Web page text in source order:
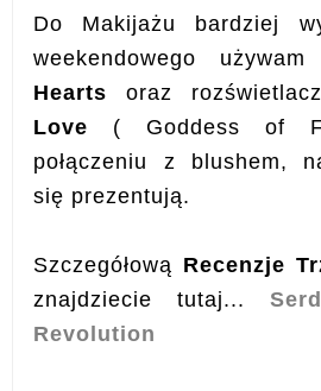
Do Makijażu bardziej
weekendowego
Heartsoraz
Love ( Goddess of
połączeniu z blushem,
się prezentują.
Szczegółową Recenzje
znajdziecie tutaj...
Revolution